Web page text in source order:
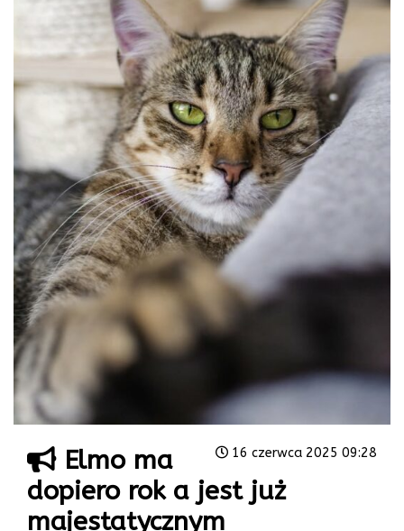
16 czerwca 2025 09:28
Elmo ma
dopiero rok a jest już
majestatycznym